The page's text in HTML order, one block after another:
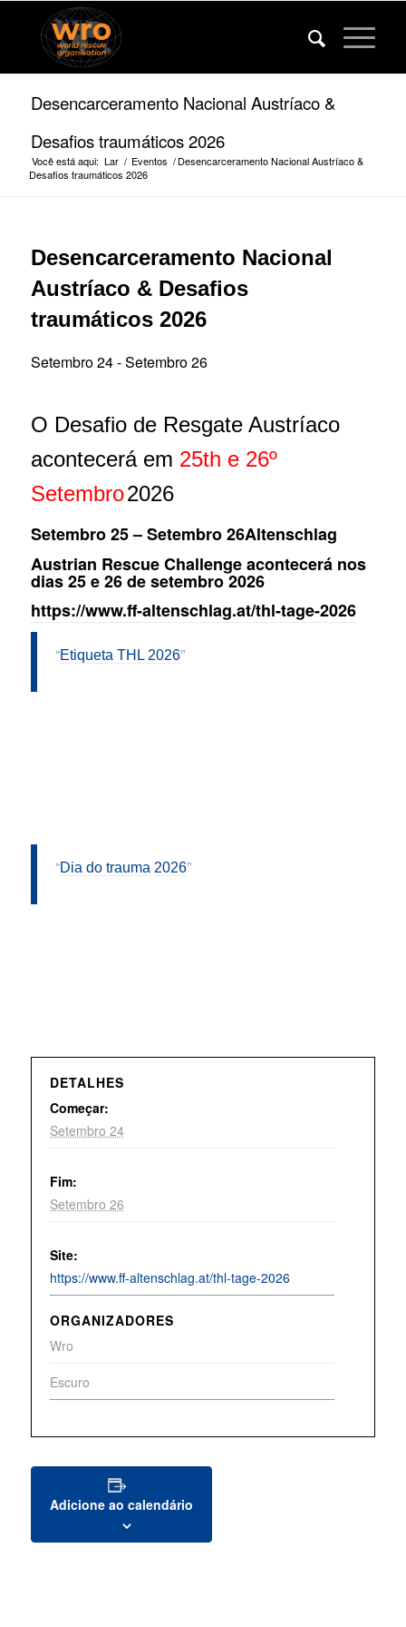
Desencarceramento Nacional Austríaco &
Desafios traumáticos 2026
Você está aqui: Lar / Eventos / Desencarceramento Nacional Austríaco &
Desafios traumáticos 2026
Desencarceramento Nacional
Austríaco & Desafios
traumáticos 2026
Setembro 24-Setembro 26
O Desafio de Resgate Austríaco
acontecerá em 25th e 26º
Setembro2026
Setembro 25–Setembro 26Altenschlag
Austrian Rescue Challenge acontecerá nos
dias 25 e 26 de setembro 2026
https://www.ff-altenschlag.at/thl-tage-2026
Etiqueta THL 2026
Dia do trauma 2026
DETALHES
Começar:
Setembro 24
Fim:
Setembro 26
Site:
https://www.ff-altenschlag.at/thl-tage-2026
ORGANIZADORES
Wro
Escuro
Adicione ao calendário